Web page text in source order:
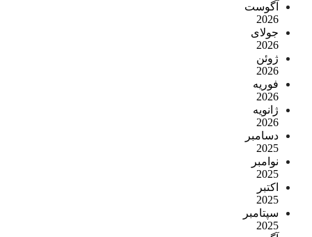
آگوست
2026
جولای
2026
ژوئن
2026
فوریه
2026
ژانویه
2026
دسامبر
2025
نوامبر
2025
اکتبر
2025
سپتامبر
2025